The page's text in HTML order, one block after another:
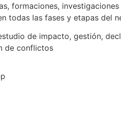
formaciones,
todas las fases y etapas del
de impacto, gestión,
de conflictos